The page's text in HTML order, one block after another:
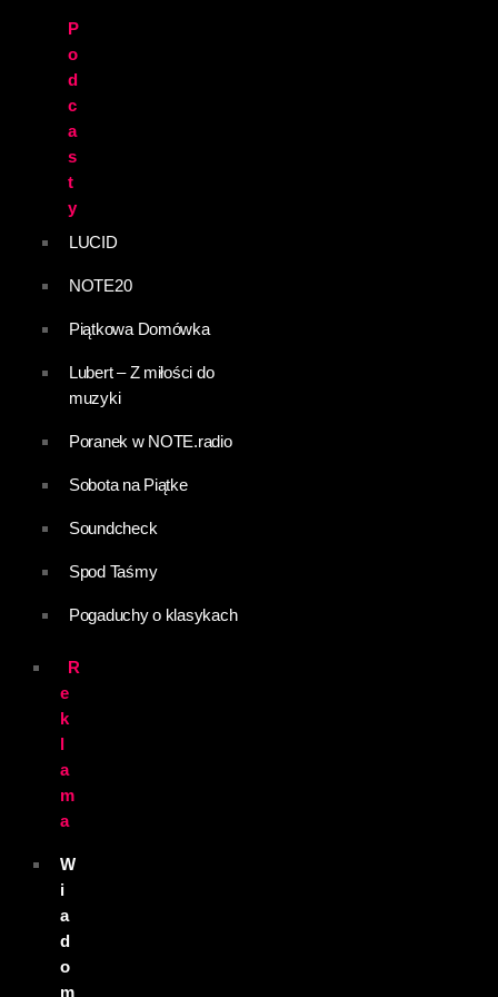
P
o
d
c
a
s
t
y
LUCID
NOTE20
Piątkowa Domówka
Lubert – Z miłości do
muzyki
Poranek w NOTE.radio
Sobota na Piątke
Soundcheck
Spod Taśmy
Pogaduchy o klasykach
R
e
k
l
a
m
a
W
i
a
d
o
m